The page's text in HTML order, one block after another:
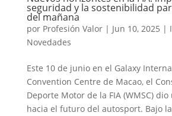
seguridad y la sostenibilidad
del mañana
por Profesión Valor| Jun 10, 2025 |
Novedades
Este 10 de junio en el Galaxy
Convention Centre de Macao, el
Deporte Motor de la FIA (WMSC)
hacia el futuro del autosport. Bajo